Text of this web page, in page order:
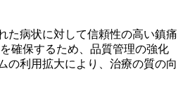
た病状に対して信頼性の高い鎮痛
確保するため、品質管理の強化
の利用拡大により、治療の質の向